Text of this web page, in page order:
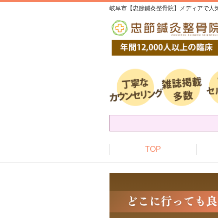
岐阜市【忠節鍼灸整骨院】メディアで人
TOP